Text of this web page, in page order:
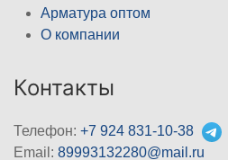
Арматура оптом
О компании
Контакты
Телефон: +7 924 831-10-38
Email: 89993132280@mail.ru